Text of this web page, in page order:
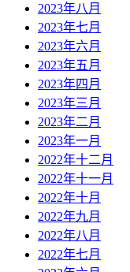
2023年八月
2023年七月
2023年六月
2023年五月
2023年四月
2023年三月
2023年二月
2023年一月
2022年十二月
2022年十一月
2022年十月
2022年九月
2022年八月
2022年七月